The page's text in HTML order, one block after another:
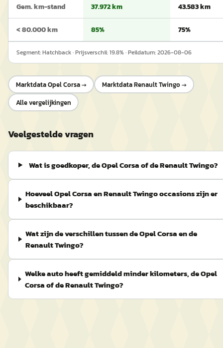
Gem. km-stand 37.972 km 43.583 km
< 80.000 km 85% 75%
Segment:Hatchback· Prijsverschil:19.8% · Peildatum:2026-08-06
MarktdataOpel Corsa→ MarktdataRenault Twingo→
Alle vergelijkingen
Veelgestelde vragen
Wat is goedkoper, de Opel Corsa of de Renault Twingo?
Hoeveel Opel Corsa en Renault Twingo occasions zijn er
beschikbaar?
Wat zijn de verschillen tussen de Opel Corsa en de
Renault Twingo?
Welke auto heeft gemiddeld minder kilometers, de Opel
Corsa of de Renault Twingo?